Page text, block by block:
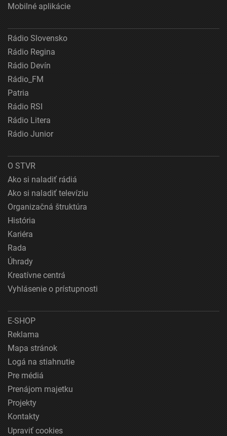
Mobilné aplikácie
Rádio Slovensko
Rádio Regina
Rádio Devín
Rádio_FM
Patria
Rádio RSI
Rádio Litera
Rádio Junior
O STVR
Ako si naladiť rádiá
Ako si naladiť televíziu
Organizačná štruktúra
História
Kariéra
Rada
Úhrady
Kreatívne centrá
Vyhlásenie o prístupnosti
E-SHOP
Reklama
Mapa stránok
Logá na stiahnutie
Pre médiá
Prenájom majetku
Projekty
Kontakty
Upraviť cookies